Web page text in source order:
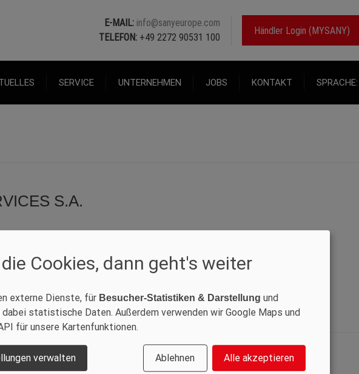
Händler Login (MYSANY)
E-MAIL: info@sanyeurope.com
TELEFON: +49 2272 90531 100
SERVICE UNTERNEHMEN JOBS KONTAKT SPRACHE:
S.A.
33 34 35
Cookies, dann geht's weiter
externe Dienste, für Besucher-Statistiken & Darstellung und
statistische Daten. Außerdem verwenden wir Google Maps und
für unsere Kartenfunktionen.
verwalten Ablehnen Alle akzeptieren